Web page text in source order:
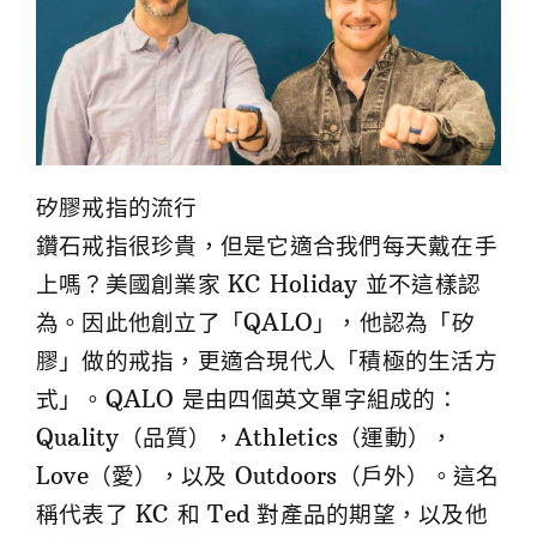
矽膠戒指的流行
鑽石戒指很珍貴，但是它適合我們每天戴在手
上嗎？美國創業家 KC Holiday 並不這樣認
為。因此他創立了「QALO」，他認為「矽
膠」做的戒指，更適合現代人「積極的生活方
式」。QALO 是由四個英文單字組成的：
Quality（品質），Athletics（運動），
Love（愛），以及 Outdoors（戶外）。這名
稱代表了 KC 和 Ted 對產品的期望，以及他